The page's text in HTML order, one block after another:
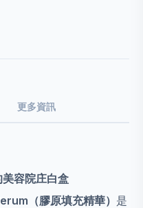
更多資訊
容院庄白盒
（膠原填充精華） 是